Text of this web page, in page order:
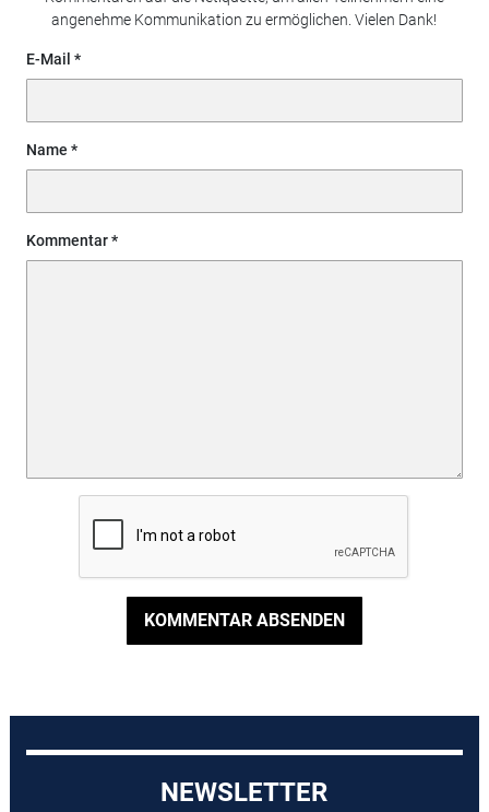
angenehme Kommunikation zu ermöglichen. Vielen Dank!
E-Mail
Name
Kommentar
KOMMENTAR ABSENDEN
NEWSLETTER